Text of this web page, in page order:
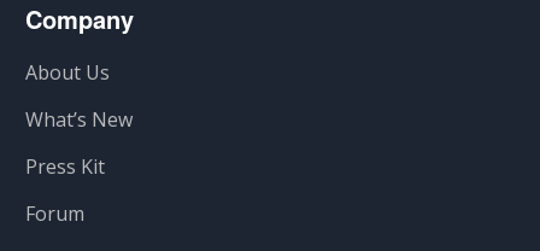
Company
About Us
What’s New
Press Kit
Forum